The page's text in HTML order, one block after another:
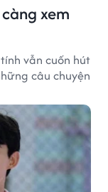
xem
vẫn cuốn hút
câu chuyện